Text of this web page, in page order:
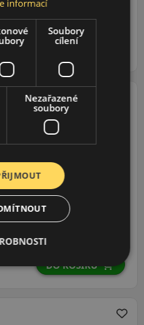
6 170 CZK
DO KOŠÍKU
6 741 CZK
DO KOŠÍKU
informací
Soubory
cílení
Nezařazené
soubory